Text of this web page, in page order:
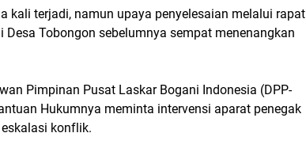
kali terjadi, namun upaya penyelesaian melalui rapat
Desa Tobongon sebelumnya sempat menenangkan
Pimpinan Pusat Laskar Bogani Indonesia (DPP-
Hukumnya meminta intervensi aparat penegak
konflik.